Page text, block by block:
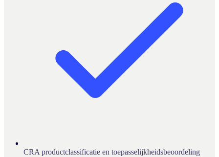
CRA productclassificatie en toepasselijkheidsbeoordeling